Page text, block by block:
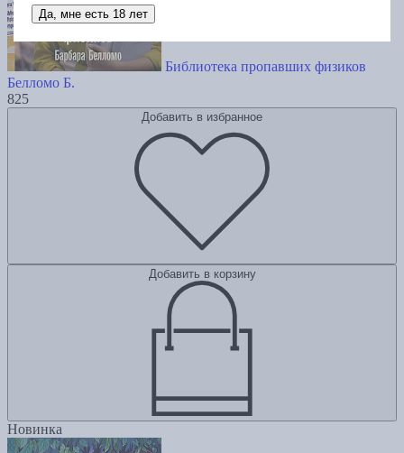
Библиотека пропавших физиков
Белломо Б.
825
Добавить в избранное
Добавить в корзину
Новинка
Да, мне есть 18 лет